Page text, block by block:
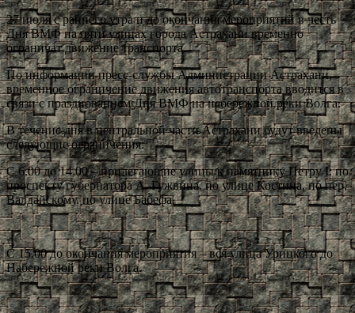
27 июля с раннего утра и до окончания мероприятий в честь
Дня ВМФ на пяти улицах города Астрахани временно
ограничат движение транспорта.
По информации пресс-службы Администрации Астрахани,
временное ограничение движения автотранспорта вводится в
связи с празднованием Дня ВМФ на набережной реки Волга.
В течение дня в центральной части Астрахани будут введены
следующие ограничения:
С 6.00 до 14.00 – прилегающие улицы к памятнику Петру I: по
проспекту губернатора А. Гужвина, по улице Костина, по пер.
Валдайскому, по улице Бабефа.
С 15.00 до окончания мероприятия – вся улица Урицкого до
Набережной реки Волга.